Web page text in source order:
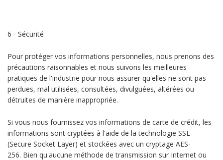
6 - Sécurité
Pour protéger vos informations personnelles, nous prenons des
précautions raisonnables et nous suivons les meilleures
pratiques de l'industrie pour nous assurer qu'elles ne sont pas
perdues, mal utilisées, consultées, divulguées, altérées ou
détruites de manière inappropriée.
Si vous nous fournissez vos informations de carte de crédit, les
informations sont cryptées à l'aide de la technologie SSL
(Secure Socket Layer) et stockées avec un cryptage AES-
256. Bien qu'aucune méthode de transmission sur Internet ou